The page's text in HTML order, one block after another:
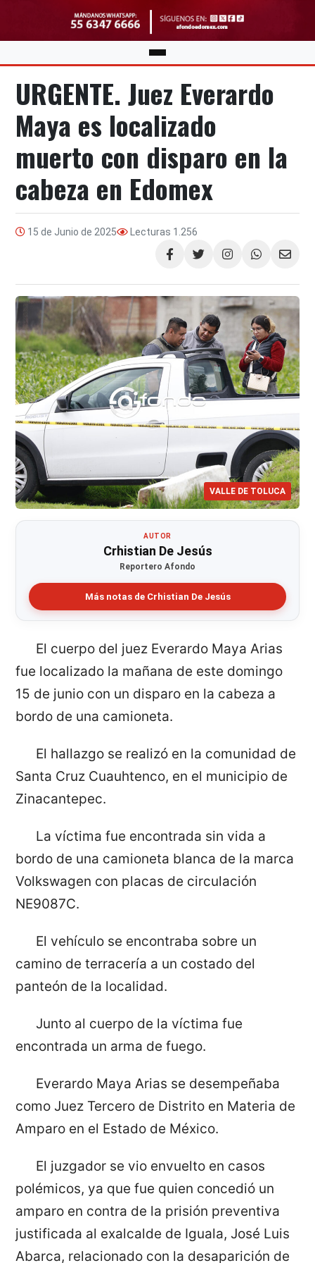
URGENTE. Juez Everardo
Maya es localizado
muerto con disparo en la
cabeza en Edomex
15 de Junio de 2025 Lecturas 1.256
Compartir
VALLE DE TOLUCA
AUTOR
Crhistian De Jesús
Reportero Afondo
Más notas de Crhistian De Jesús
El cuerpo del juez Everardo Maya Arias
fue localizado la mañana de este domingo
15 de junio con un disparo en la cabeza a
bordo de una camioneta.
El hallazgo se realizó en la comunidad de
Santa Cruz Cuauhtenco, en el municipio de
Zinacantepec.
La víctima fue encontrada sin vida a
bordo de una camioneta blanca de la marca
Volkswagen con placas de circulación
NE9087C.
El vehículo se encontraba sobre un
camino de terracería a un costado del
panteón de la localidad.
Junto al cuerpo de la víctima fue
encontrada un arma de fuego.
Everardo Maya Arias se desempeñaba
como Juez Tercero de Distrito en Materia de
Amparo en el Estado de México.
El juzgador se vio envuelto en casos
polémicos, ya que fue quien concedió un
amparo en contra de la prisión preventiva
justificada al exalcalde de Iguala, José Luis
Abarca, relacionado con la desaparición de